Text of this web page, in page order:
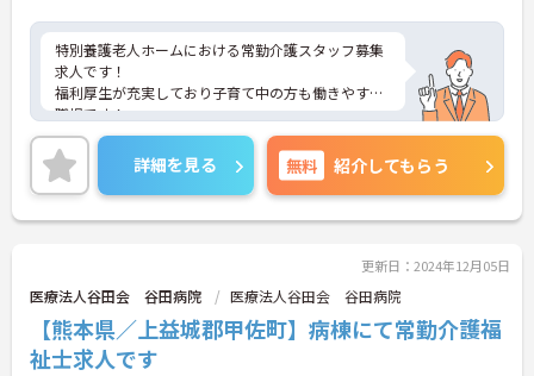
特別養護老人ホームにおける常勤介護スタッフ募集
求人です！
福利厚生が充実しており子育て中の方も働きやすい
職場です！
ご興味ある方には、面接対策ポイントなど、さらに
詳細をお話しいたしますのでお気軽にご相談くださ
い。
詳細を見る 無料 紹介してもらう
更新日：2024年12月05日
医療法人谷田会 谷田病院 医療法人谷田会 谷田病院
【熊本県／上益城郡甲佐町】病棟にて常勤介護福
祉士求人です